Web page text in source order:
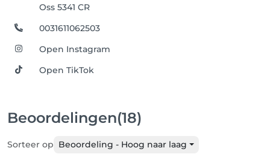
Oss 5341 CR
0031611062503
Open Instagram
Open TikTok
Beoordelingen(18)
Sorteer op Beoordeling - Hoog naar laag